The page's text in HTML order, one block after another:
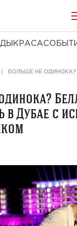
КРАСА
БОЛЬШЕ НЕ
в Дубае с